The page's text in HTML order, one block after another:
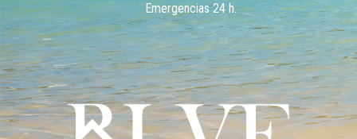
Emergencias 24 h.